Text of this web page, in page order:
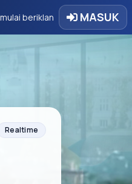
beriklan MASUK
Realtime